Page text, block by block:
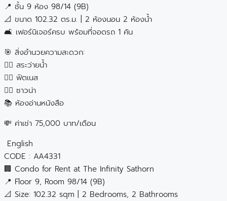
📍 ชั้น 9 ห้อง 98/14 (9B)
📐 ขนาด 102.32 ตร.ม. | 2 ห้องนอน 2 ห้องน้ำ
🛋️ เฟอร์นิเจอร์ครบ พร้อมที่จอดรถ 1 คัน
🎯 สิ่งอำนวยความสะดวก:
🏊‍♂️ สระว่ายน้ำ
🏋️‍♀️ ฟิตเนส
🧖‍♂️ ซาวน่า
📚 ห้องอ่านหนังสือ
💸 ค่าเช่า 75,000 บาท/เดือน
English
CODE : AA4331
🏢 Condo for Rent at The Infinity Sathorn
📍 Floor 9, Room 98/14 (9B)
📐 Size: 102.32 sqm | 2 Bedrooms, 2 Bathrooms